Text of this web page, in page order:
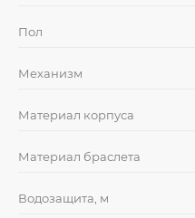
Пол
Механизм
Материал корпуса
Материал браслета
Водозащита, м